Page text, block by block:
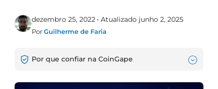
dezembro 25, 2022 Atualizado junho 2, 2025
PorGuilherme de Faria
Por que confiar na CoinGape